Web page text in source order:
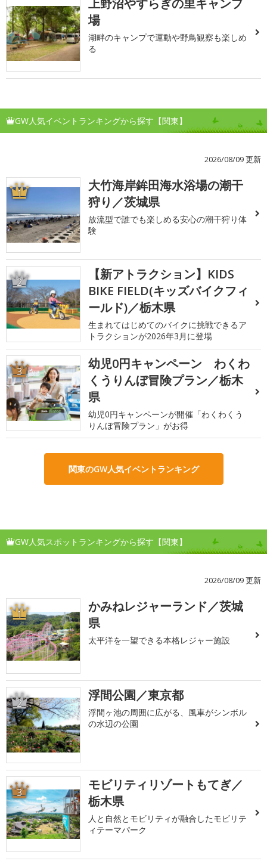
上野沼やすらぎの里キャンプ
場
湖畔のキャンプで運動や野鳥観察も楽しめ
る
GW人気イベントランキングから探す【関東】
2026/08/09 更新
1
大竹海岸鉾田海水浴場の潮干
狩り／茨城県
放流型で誰でも楽しめる安心の潮干狩り体
験
2
【新アトラクション】KIDS
BIKE FIELD(キッズバイクフィ
ールド)／栃木県
生まれてはじめてのバイクに挑戦できるア
トラクションが2026年3月に登場
3
幼児0円キャンペーン わくわ
くうりんぼ冒険プラン／栃木
県
幼児0円キャンペーンが開催「わくわくう
りんぼ冒険プラン」がお得
関東のGW人気イベントランキング
GW人気スポットランキングから探す【関東】
2026/08/09 更新
1
かみねレジャーランド／茨城
県
太平洋を一望できる本格レジャー施設
2 浮間公園／東京都
浮間ヶ池の周囲に広がる、風車がシンボル
の水辺の公園
3
モビリティリゾートもてぎ／
栃木県
人と自然とモビリティが融合したモビリテ
ィテーマパーク